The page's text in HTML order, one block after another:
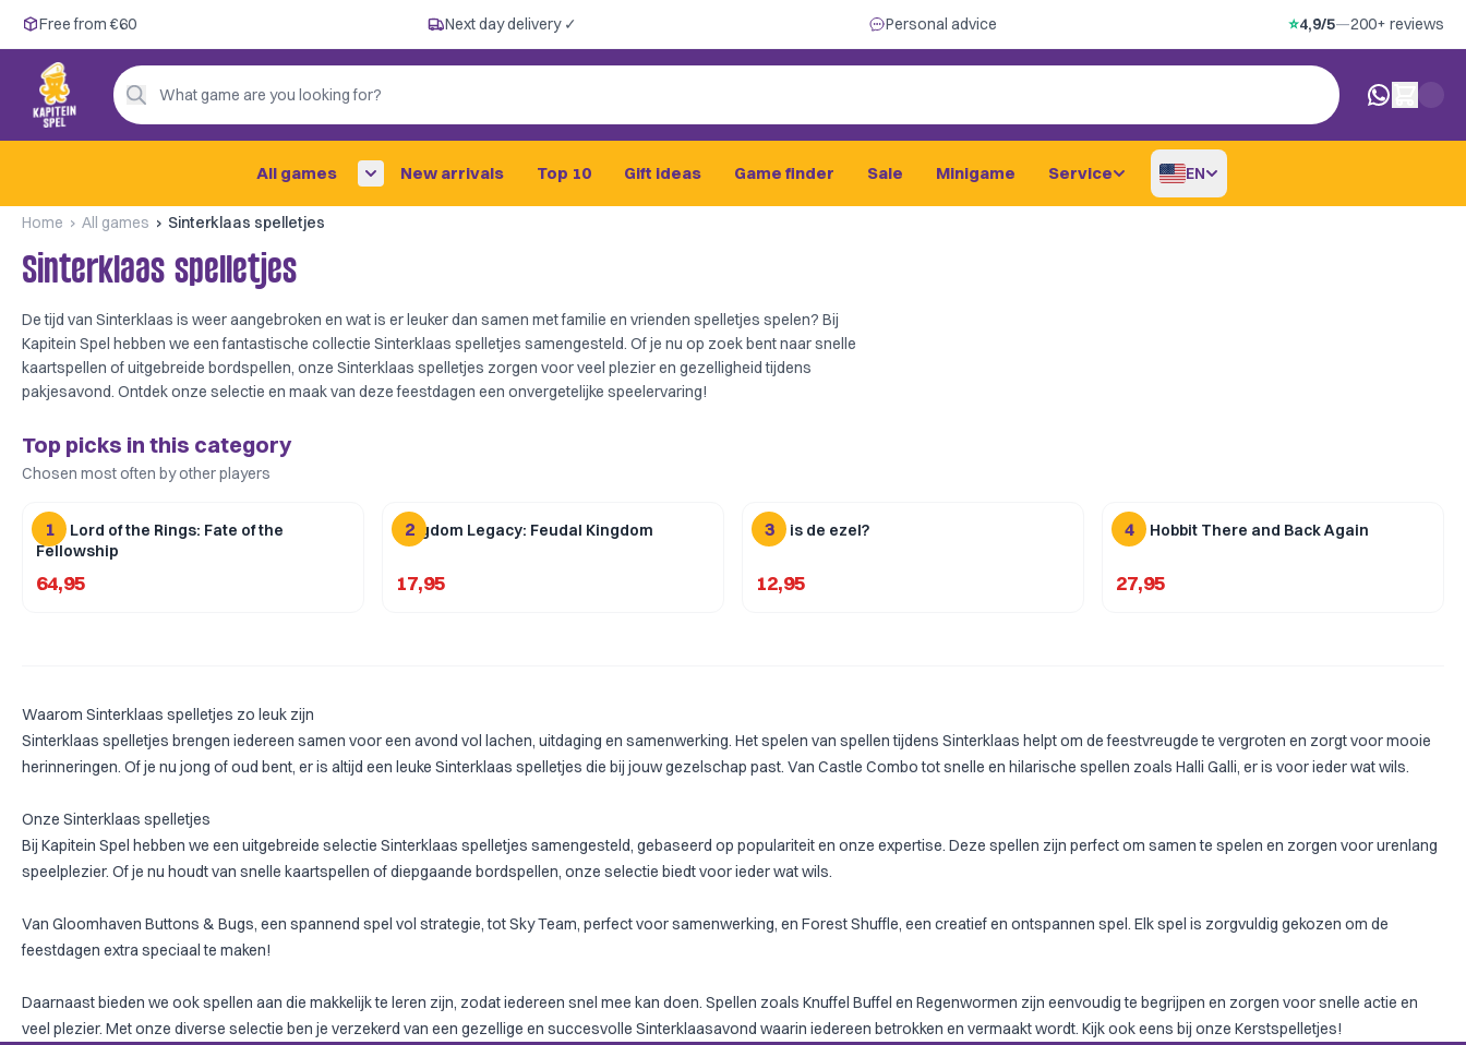
Free from €60
Next day delivery ✓
Personal advice
4,9/5 —
200+ reviews
Free from €60 Next day delivery ✓ Personal advice ⭐4,9/5—200+ reviews
What game are you looking for?
0 items in
All games New arrivals Top 10 Gift ideas Game finder Sale Minigame Service EN
Home All games Sinterklaas spelletjes
Sinterklaas spelletjes
De tijd van Sinterklaas is weer aangebroken en wat is er leuker dan samen met familie en vrienden spelletjes spelen? Bij
Kapitein Spel hebben we een fantastische collectie Sinterklaas spelletjes samengesteld. Of je nu op zoek bent naar snelle
kaartspellen of uitgebreide bordspellen, onze Sinterklaas spelletjes zorgen voor veel plezier en gezelligheid tijdens
pakjesavond. Ontdek onze selectie en maak van deze feestdagen een onvergetelijke speelervaring!
Top picks in this category
Chosen most often by other players
1
The Lord of the Rings: Fate of the
Fellowship
64,95
2
Kingdom Legacy: Feudal Kingdom
17,95
3
Wie is de ezel?
12,95
4
The Hobbit There and Back Again
27,95
Waarom Sinterklaas spelletjes zo leuk zijn
Sinterklaas spelletjes brengen iedereen samen voor een avond vol lachen, uitdaging en samenwerking. Het spelen van spellen tijdens Sinterklaas helpt om de feestvreugde te vergroten en zorgt voor mooie
herinneringen. Of je nu jong of oud bent, er is altijd een leuke Sinterklaas spelletjes die bij jouw gezelschap past. Van Castle Combotot snelle en hilarische spellen zoals Halli Galli, er is voor ieder wat wils.
Onze Sinterklaas spelletjes
Bij Kapitein Spel hebben we een uitgebreide selectie Sinterklaas spelletjes samengesteld, gebaseerd op populariteit en onze expertise. Deze spellen zijn perfect om samen te spelen en zorgen voor urenlang
speelplezier. Of je nu houdt van snelle kaartspellen of diepgaande bordspellen, onze selectie biedt voor ieder wat wils.
Van Gloomhaven Buttons & Bugs, een spannend spel vol strategie, totSky Team, perfect voor samenwerking, en Forest Shuffle, een creatief en ontspannen spel. Elk spel is zorgvuldig gekozen om de
feestdagen extra speciaal te maken!
Daarnaast bieden we ook spellen aan die makkelijk te leren zijn, zodat iedereen snel mee kan doen. Spellen zoals Knuffel Buffel en Regenwormen zijn eenvoudig te begrijpen en zorgen voor snelle actie en
veel plezier. Met onze diverse selectie ben je verzekerd van een gezellige en succesvolle Sinterklaasavond waarin iedereen betrokken en vermaakt wordt. Kijk ook eens bij onze Kerstspelletjes!